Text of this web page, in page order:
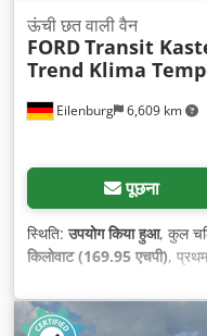
Eilenburg 6,609 km
ऊंची छत वाली वैन
FORDTransit
Trend Klima
पूछना
स्थिति:उपयोग किया हुआ, कुल
किलोवाट (169.95 एचपी),
श्रेणी:यूरो 6, सीटों की संख्या:3
(ESP), एबीएस, एयर कंडीशनिंग,